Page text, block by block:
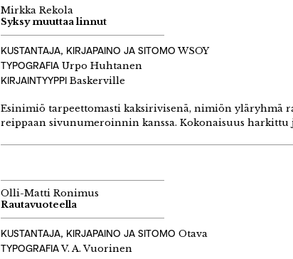
Mirkka Rekola
Syksy muuttaa linnut
KUSTANTAJA, KIRJAPAINO JA SITOMOWSOY
TYPOGRAFIA Urpo Huhtanen
KIRJAINTYYPPI Baskerville
Esinimiö tarpeettomasti kaksirivisenä, nimiön yläryhmä
reippaan sivunumeroinnin kanssa. Kokonaisuus harkittu
Olli-Matti Ronimus
Rautavuoteella
KUSTANTAJA, KIRJAPAINO JA SITOMO Otava
TYPOGRAFIAV. A. Vuorinen